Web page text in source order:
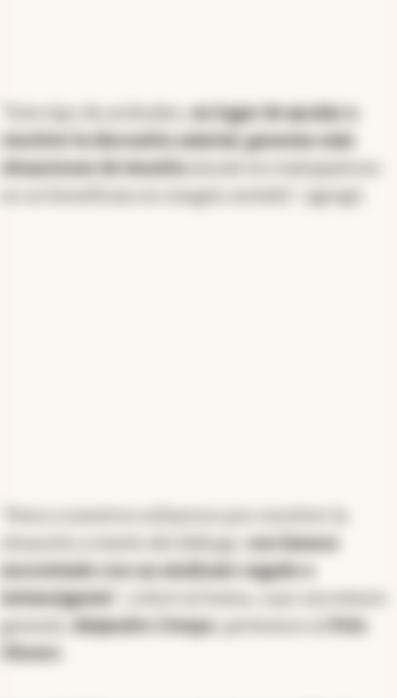
en lugar de ayudar a
resolver la discusión salarial, generan más
situaciones de tensión
nos hemos
encontrado con un sindicato cegado e
intransigente
Alejandro Crespo
Obrero